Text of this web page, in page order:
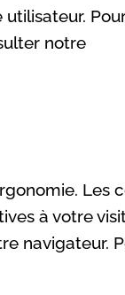
notre
Les
à votre
navigateur.